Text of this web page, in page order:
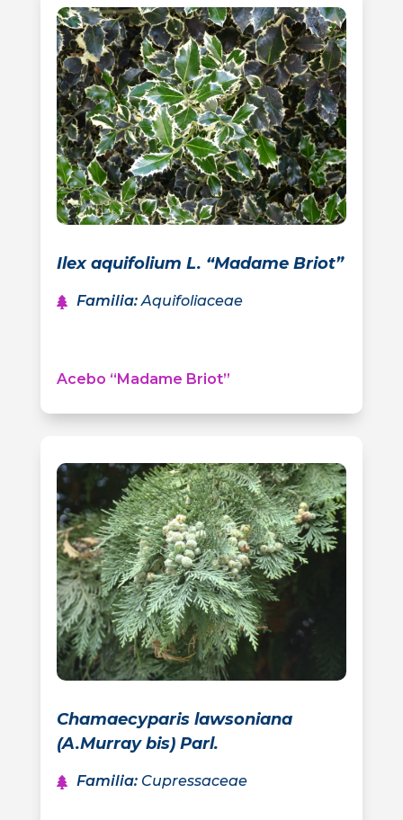
Ilex aquifolium L. “Madame Briot”
Familia:Aquifoliaceae
Acebo “Madame Briot”
Chamaecyparis lawsoniana
(A.Murray bis) Parl.
Familia: Cupressaceae